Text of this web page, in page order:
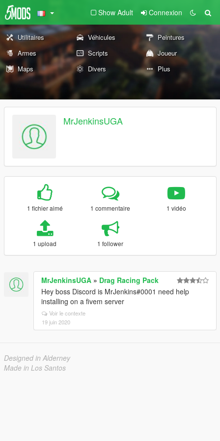
Show Adult Connexion
Utilitaires Véhicules
Peintures
Armes
Scripts
Joueur
Maps
Divers Plus
MrJenkinsUGA
1 fichier aimé 1 commentaire 1 vidéo
1 upload 1 follower
MrJenkinsUGA » Drag Racing Pack
Hey boss Discord is MrJenkins#0001 need help
installing on a fivem server
Voir le contexte
19 juin 2020
Designed in Alderney
Made in Los Santos